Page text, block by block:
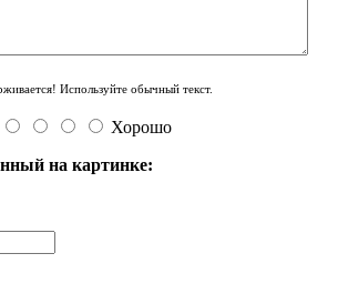
Используйте обычный текст.
Хорошо
на картинке: